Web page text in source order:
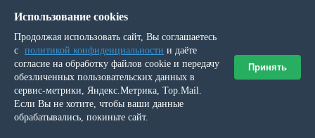
Ялумд’’
Вы здесь
Главная
Выпуск № 4 (21346) от 19 января 2023 г.
Использование cookies
Продолжая использовать сайт, Вы соглашаетесь
с политикой конфиденциальности и даёте
согласие на обработку файлов cookie и передачу
обезличенных пользовательских данных в
сервис-метрики, Яндекс.Метрика, Top.Mail.
Если Вы не хотите, чтобы ваши данные
обрабатывались, покиньте сайт.
Принять